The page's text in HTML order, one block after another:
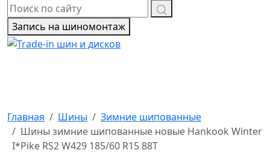
Запись на шиномонтаж
Главная Шины
Зимние шипованные
Шины зимние шипованные новые Hankook Winter
I*Pike RS2 W429 185/60 R15 88T